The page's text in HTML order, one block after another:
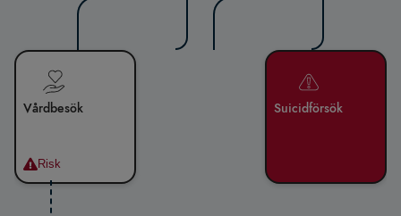
Vårdbesök
Risk
Suicidförsök